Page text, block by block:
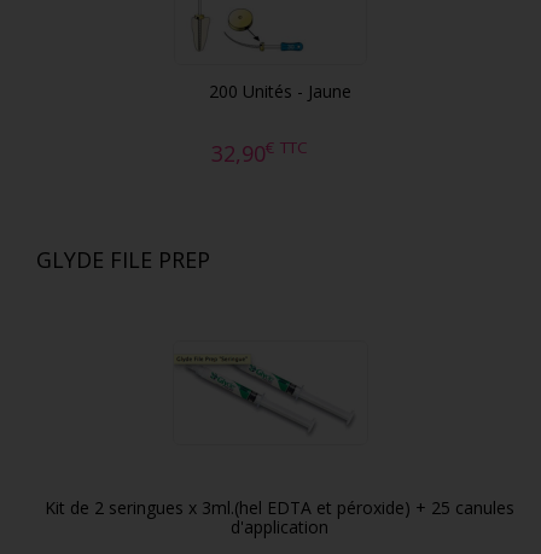
200 Unités - Jaune
32,90€ TTC
GLYDE FILE PREP
Kit de 2 seringues x 3ml.(hel EDTA et péroxide) + 25 canules
d'application